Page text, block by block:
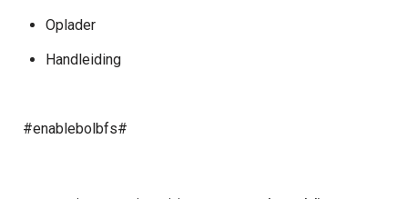
Oplader
Handleiding
#enablebolbfs#